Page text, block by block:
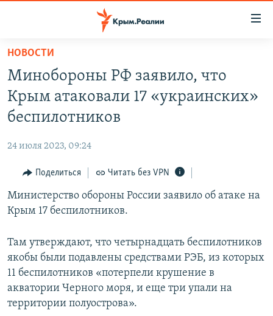
Вернуться
основному
содержанию
Вернутся
главной
Вернутся
поиску
НОВОСТИ
СПЕЦПРОЕКТЫ
11 ЛЕТ ОККУПАЦИИ КРЫМА. 11 ИСТОРИЙ СОПРОТИВЛЕНИЯ
ВОДА
ЕЩЕ
ИНТЕРАКТИВ
ИНФОГРАФИКА
СОВЕТЫ ПРАВОЗАЩИТНИКОВ
ПРОПАВШИЕ БЕЗ ВЕСТИ
ПОБЕДИТЕЛЕЙ НЕ СУДЯТ?
КРЫМ.НЕПОКОРЕННЫЙ
РАДІО СВОБОДА
КАК ОБОЙТИ БЛОКИРОВКУ
Qırımtatar
ПРИСОЕДИНЯЙТЕСЬ!
НОВОСТИ
Минобороны РФ заявило, что
Крым атаковали 17 «украинских»
беспилотников
24 июля 2023, 09:24
Поделиться Читать без VPN
Министерство обороны России заявило об атаке на
Крым 17 беспилотников.
Там утверждают, что четырнадцать беспилотников
якобы были подавлены средствами РЭБ, из которых
11 беспилотников «потерпели крушение в
акватории Черного моря, и еще три упали на
территории полуострова».